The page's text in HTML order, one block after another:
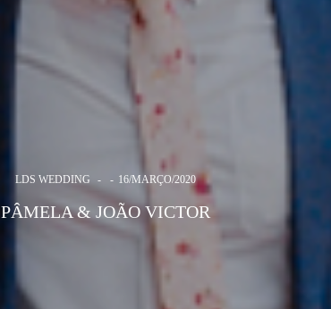
LDS WEDDING 16/MARÇO/2020
PÂMELA & JOÃO VICTOR